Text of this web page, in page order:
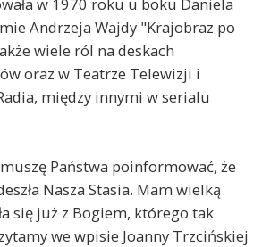
Andrzeja Wajdy "Krajobraz po
wiele ról na deskach
oraz w Teatrze Telewizji i
między innymi w serialu
Państwa poinformować, że
Nasza Stasia. Mam wielką
się już z Bogiem, którego tak
we wpisie Joanny Trzcińskiej